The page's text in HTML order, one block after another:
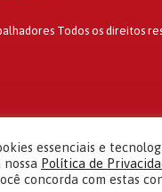
Todos os direitos
essenciais e
Política de
concorda com estas